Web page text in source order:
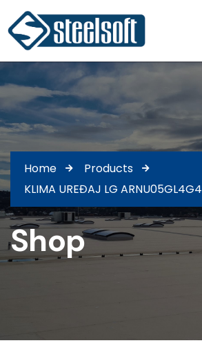
Home
Products
KLIMA UREĐAJ LG ARNU05GL4G4
Shop